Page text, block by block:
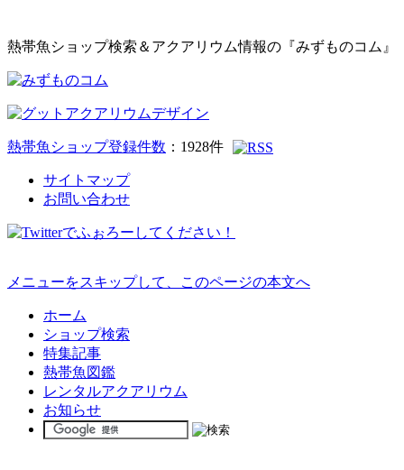
熱帯魚ショップ検索＆アクアリウム情報の『みずものコム』
熱帯魚ショップ登録件数 ： 1928件
サイトマップ
お問い合わせ
メニューをスキップして、このページの本文へ
ホーム
ショップ検索
特集記事
熱帯魚図鑑
レンタルアクアリウム
お知らせ